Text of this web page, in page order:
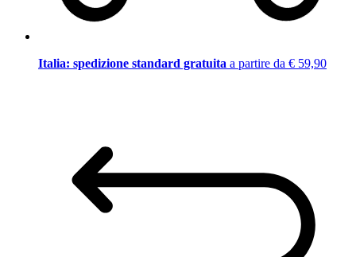
Italia: spedizione standard gratuita a partire da € 59,90